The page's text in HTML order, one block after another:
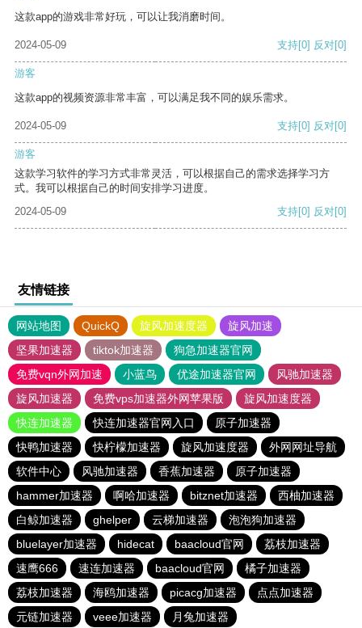
这款app的游戏非常好玩，可以让我消磨时间。
2024-05-09 支持[0] 反对[0]
游客
这款app的视频资源非常丰富，可以满足我不同的娱乐需求。
2024-05-09 支持[0] 反对[0]
游客
这款学习软件的学习方式非常灵活，可以根据自己的需求选择学习方
式。我可以根据自己的时间安排学习进度。
2024-05-09
支持[0] 反对[0]
友情链接
网站地图 QuickQ 旋风加速度器
旋风加速
坚果加速器
tiktok加速器
狗急加速器官网
免费vqn外网加速
小蓝鸟 优途加速器官网
风驰加速器
旋风加速器
免费vps加速器外网苹果版
旋风加速度器
快连加速器
快连加速器官网入口
原子加速器
快鸭加速器
快柠檬加速器 旋风加速度器
外网网址导航
软件中心
风驰加速器 香蕉加速器
原子加速器
hammer加速器
啊哈加速器 bitznet加速器
西柚加速器
白鲸加速器
ghelper 云梯加速器
泡泡狗加速器
bluelayer加速器
hidecat baacloud官网
荔枝加速器
速鹰666
速连加速器 baacloud官网
橘子加速器
荔枝加速器
海鸥加速器 picacg加速器
点点加速器
元链加速器
veee加速器 月兔加速器